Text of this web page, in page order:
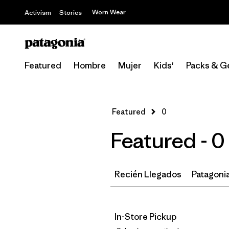
Activism Stories Worn Wear
Featured Hombre Mujer Kids' Packs &
Featured 0
Featured - 0
Recién Llegados
In-Store Pickup